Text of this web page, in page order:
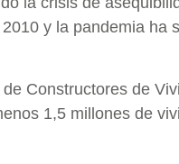
y la pandemia ha
Constructores de
1,5 millones de